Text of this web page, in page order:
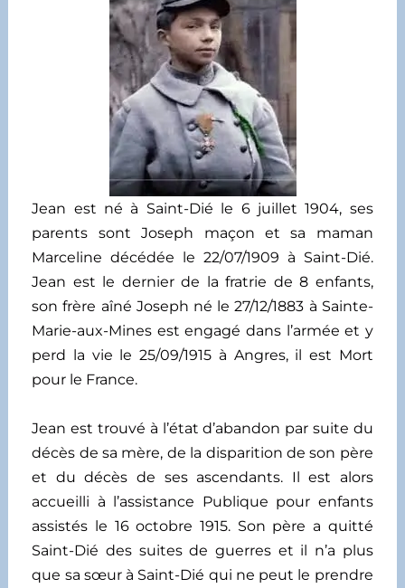
Jean est né à Saint-Dié le 6 juillet 1904, ses
parents sont Joseph maçon et sa maman
Marceline décédée le 22/07/1909 à Saint-Dié.
Jean est le dernier de la fratrie de 8 enfants,
son frère aîné Joseph né le 27/12/1883 à Sainte-
Marie-aux-Mines est engagé dans l’armée et y
perd la vie le 25/09/1915 à Angres, il est Mort
pour le France.
Jean est trouvé à l’état d’abandon par suite du
décès de sa mère, de la disparition de son père
et du décès de ses ascendants. Il est alors
accueilli à l’assistance Publique pour enfants
assistés le 16 octobre 1915. Son père a quitté
Saint-Dié des suites de guerres et il n’a plus
que sa sœur à Saint-Dié qui ne peut le prendre